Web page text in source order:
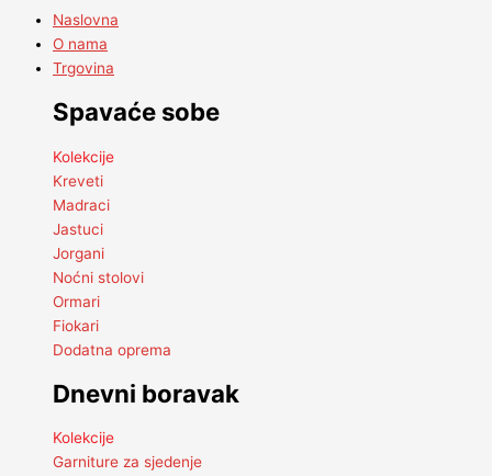
Naslovna
O nama
Trgovina
Spavaće sobe
Kolekcije
Kreveti
Madraci
Jastuci
Jorgani
Noćni stolovi
Ormari
Fiokari
Dodatna oprema
Dnevni boravak
Kolekcije
Garniture za sjedenje